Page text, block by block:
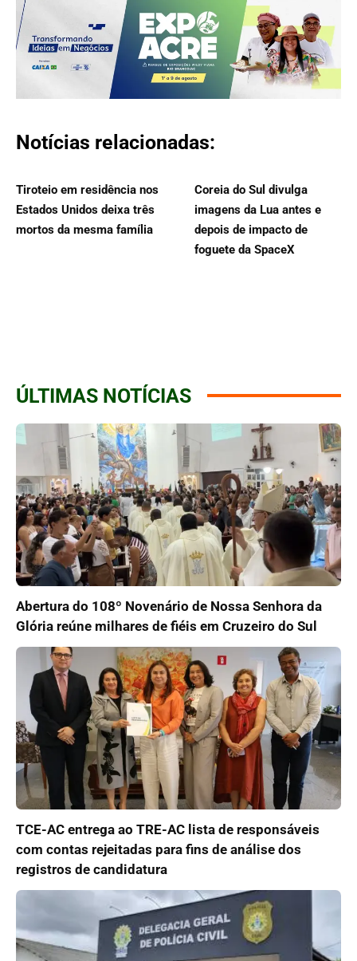
Notícias relacionadas:
Tiroteio em residência nos
Estados Unidos deixa três
mortos da mesma família
Coreia do Sul divulga
imagens da Lua antes e
depois de impacto de
foguete da SpaceX
ÚLTIMAS NOTÍCIAS
Abertura do 108º Novenário de Nossa Senhora da
Glória reúne milhares de fiéis em Cruzeiro do Sul
TCE-AC entrega ao TRE-AC lista de responsáveis
com contas rejeitadas para fins de análise dos
registros de candidatura